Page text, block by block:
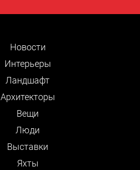
Новости
Интерьеры
Ландшафт
Архитекторы
Вещи
Люди
Выставки
Яхты